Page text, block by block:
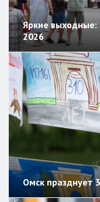
Яркие выходные:
2026
Омск празднует